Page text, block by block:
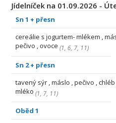
Jídelníček na 01.09.2026 -
Sn 1 + přesn
cereálie s jogurtem- mlékem ,
pečivo , ovoce (1, 6, 7, 11)
Sn 2 + přesn
tavený sýr , máslo , pečivo ,
mléko (1, 7, 11)
Oběd 1